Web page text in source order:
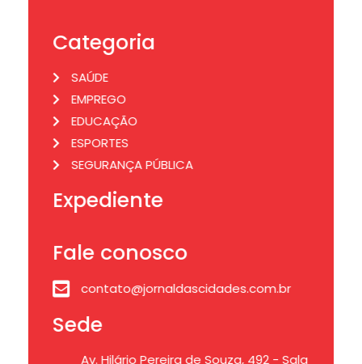
Categoria
SAÚDE
EMPREGO
EDUCAÇÃO
ESPORTES
SEGURANÇA PÚBLICA
Expediente
Fale conosco
contato@jornaldascidades.com.br
Sede
Av. Hilário Pereira de Souza, 492 - Sala